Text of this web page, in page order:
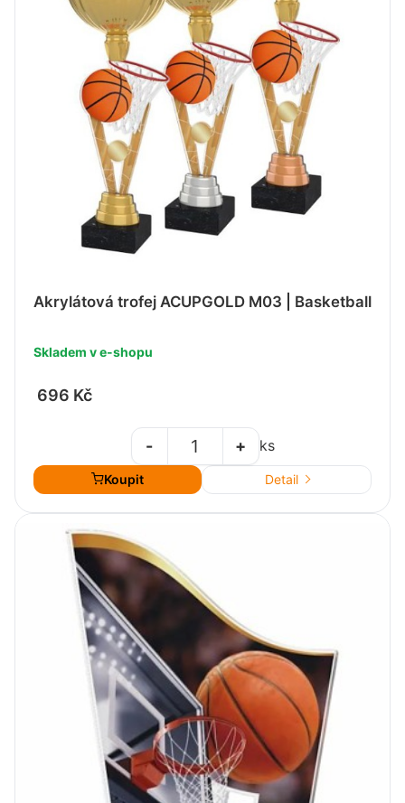
Akrylátová trofej ACUPGOLD M03 | Basketball
Skladem v e-shopu
696 Kč
+
- ks
Koupit Detail